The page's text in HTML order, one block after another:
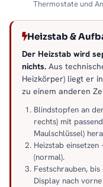
Thermostate und
Heizstab &
Der Heizstab wird
nichts. Aus
Heizkörper) liegt er
zu einem anderen
Blindstopfen an
rechts) mit
Maulschlüssel)
Heizstab
(normal).
Festschrauben,
Display nach